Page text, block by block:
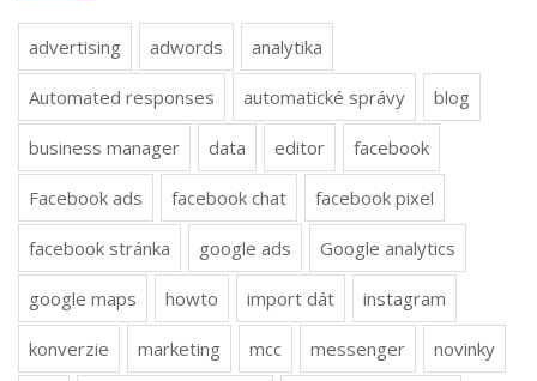
advertising adwords analytika
Automated responses automatické správy blog
business manager data editor facebook
Facebook ads facebook chat facebook pixel
facebook stránka google ads Google analytics
google maps howto import dát instagram
konverzie marketing mcc messenger novinky